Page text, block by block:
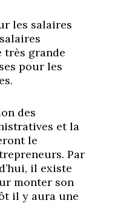
les salaires
très grande
pour les
des
et la
le
Par
il existe
monter son
il y aura une